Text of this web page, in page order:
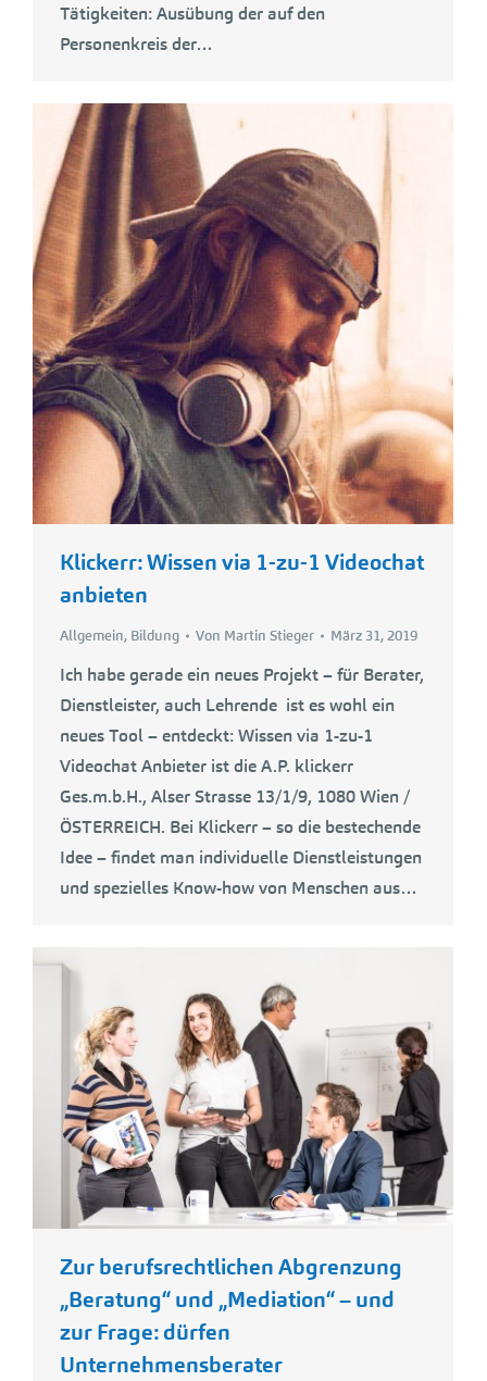
Tätigkeiten: Ausübung der auf den
Personenkreis der…
Klickerr: Wissen via 1-zu-1 Videochat
anbieten
Allgemein, Bildung Von Martin Stieger März 31, 2019
Ich habe gerade ein neues Projekt – für Berater,
Dienstleister, auch Lehrende ist es wohl ein
neues Tool – entdeckt: Wissen via 1-zu-1
Videochat Anbieter ist die A.P. klickerr
Ges.m.b.H., Alser Strasse 13/1/9, 1080 Wien /
ÖSTERREICH. Bei Klickerr – so die bestechende
Idee – findet man individuelle Dienstleistungen
und spezielles Know-how von Menschen aus…
Zur berufsrechtlichen Abgrenzung
„Beratung“ und „Mediation“ – und
zur Frage: dürfen
Unternehmensberater